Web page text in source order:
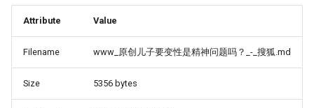
Attribute Value
Filename www_原创儿子要变性是精神问题吗？_-_搜狐.md
Size 5356 bytes